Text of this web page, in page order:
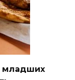
младших